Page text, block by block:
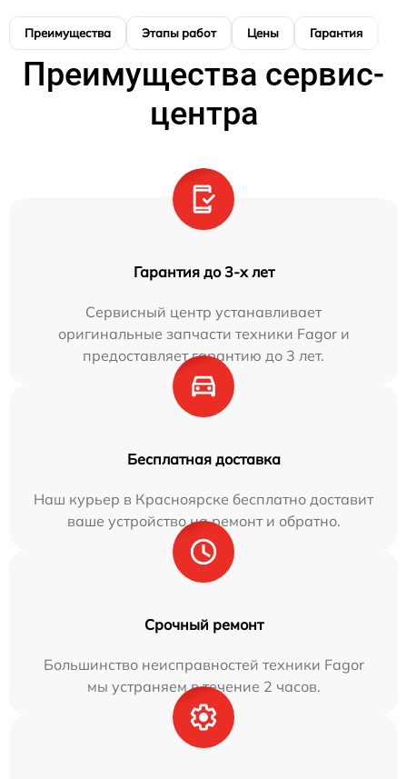
Преимущества Этапы работ Цены Гарантия
Преимущества сервис-
центра
Гарантия до 3-х лет
Сервисный центр устанавливает
оригинальные запчасти техники Fagor и
предоставляет гарантию до 3 лет.
Бесплатная доставка
Наш курьер в Красноярске бесплатно доставит
ваше устройство на ремонт и обратно.
Срочный ремонт
Большинство неисправностей техники Fagor
мы устраняем в течение 2 часов.